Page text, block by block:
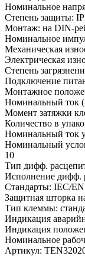
Номинальное
Степень защиты:
Монтаж: на DIN-
Номинальное
Механическая
Электрическая
Степень
Подключение
Монтажное
Номинальный ток
Момент затяжки
Количество в
Номинальный ток
Номинальный
10
Тип дифф.
Исполнение дифф.
Стандарты: IEC/EN
Защитная шторка
Тип клеммы:
Индикация
Индикация
Номинальное
Артикул: